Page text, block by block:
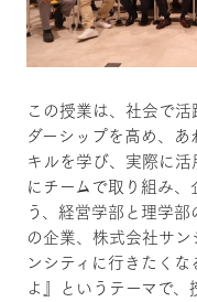
この授業は、社会で
ダーシップを高め、
キルを学び、実際に
にチームで取り組み
う、経営学部と理学
の企業、株式会社サ
ンシティに行きたく
よ』というテーマで、